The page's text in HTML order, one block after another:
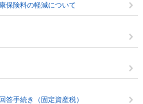
保険料の軽減について
答手続き（固定資産税）